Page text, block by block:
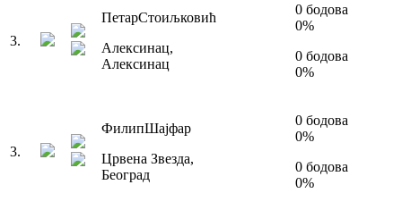
3.
ПетарСтоиљковић
Алексинац,
Алексинац
0 бодова
0%
0 бодова
0%
3.
ФилипШајфар
Црвена Звезда,
Београд
0 бодова
0%
0 бодова
0%